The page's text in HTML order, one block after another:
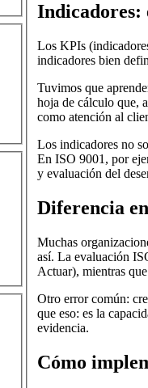
Indicadores:
Los KPIs
indicadores bien
Tuvimos que
hoja de cálculo que,
como atención al
Los indicadores no
En ISO 9001, por
y evaluación del
Diferencia
Muchas
así. La evaluación
Actuar), mientras
Otro error común:
que eso: es la
evidencia.
Cómo